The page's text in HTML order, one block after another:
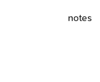
notes